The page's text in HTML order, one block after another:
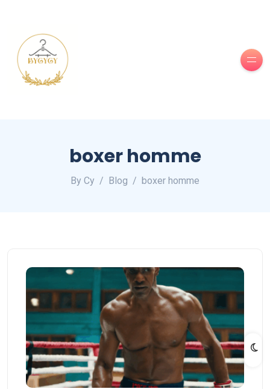
boxer homme
By Cy Blog boxer homme